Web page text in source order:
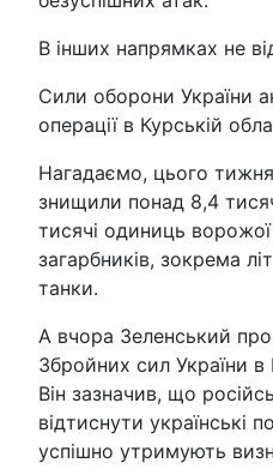
В інших напрямках не
Сили оборони України
операції в Курській
Нагадаємо, цього тижня
знищили понад 8,4
тисячі одиниць
загарбників, зокрема
танки.
А вчора Зеленський
Збройних сил України в
Він зазначив, що
відтиснути українські
успішно утримують